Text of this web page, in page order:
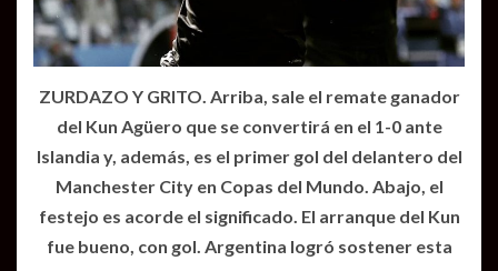
ZURDAZO Y GRITO. Arriba, sale el remate ganador
del Kun Agüero que se convertirá en el 1-0 ante
Islandia y, además, es el primer gol del delantero del
Manchester City en Copas del Mundo. Abajo, el
festejo es acorde el significado. El arranque del Kun
fue bueno, con gol. Argentina logró sostener esta